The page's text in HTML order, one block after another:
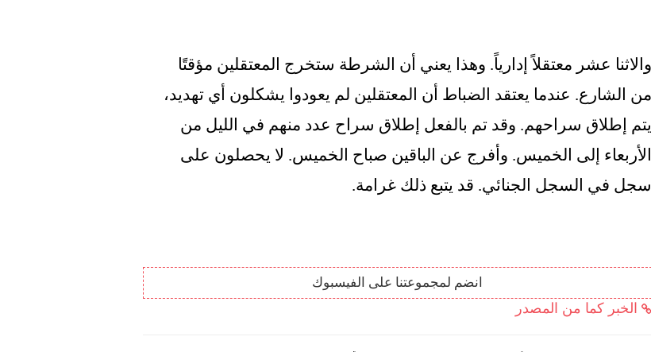
سجل في السجل الجنائي. قد يتبع ذلك غرامة.
انضم لمجموعتنا على الفيسبوك
الخبر كما من المصدر